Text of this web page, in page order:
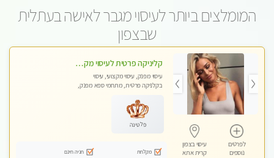
המומלצים ביותר לעיסוי מגבר לאישה בעתלית
שבצפון
לפרטים
נוספים
עיסוי בצפון
קרית אתא
קליניקה פרטית לעיסוי מקצועי ואלטרנטיבי ברמה גבוהה VIP תתקשר ..... highly recommended..new in the city
עיסוי מפנק, עיסוי מקצועי, עיסוי
בקלניקה פרטית, מתחמי ספא מפנק,
טנטרה, עיסוי מגבר לגבר, עיסוי מגבר
לאישה
פלטינה
מקלחת
חניה חינם